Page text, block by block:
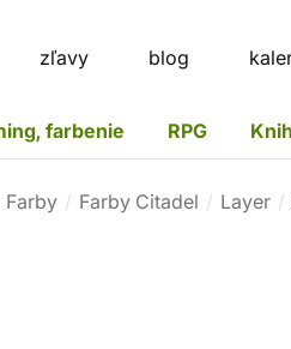
zľavy blog
farbenie RPG
Farby Farby Citadel Layer